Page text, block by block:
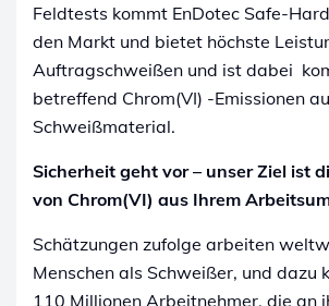
Feldtests kommt EnDotec Safe-
den Markt und bietet höchste
Auftragschweißen und ist dabei
betreffend Chrom(VI) -Emissionen
Schweißmaterial.
Sicherheit geht vor – unser Ziel ist
von Chrom(VI) aus Ihrem
Schätzungen zufolge arbeiten
Menschen als Schweißer, und dazu
110 Millionen Arbeitnehmer, die an